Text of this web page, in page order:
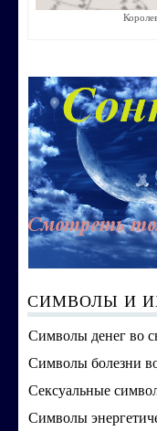
ОБО МНЕ
КОНТАКТЫ
СИМВОЛЫ И
Символы денег во
Символы болезни
Сексуальные
Символы